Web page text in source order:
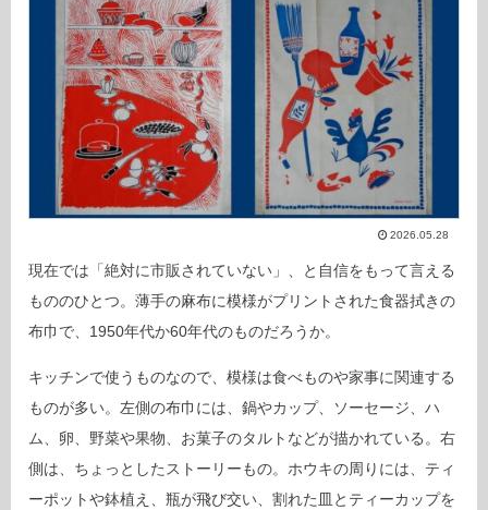
2026.05.28
現在では「絶対に市販されていない」、と自信をもって言える
もののひとつ。薄手の麻布に模様がプリントされた食器拭きの
布巾で、1950年代か60年代のものだろうか。
キッチンで使うものなので、模様は食べものや家事に関連する
ものが多い。左側の布巾には、鍋やカップ、ソーセージ、ハ
ム、卵、野菜や果物、お菓子のタルトなどが描かれている。右
側は、ちょっとしたストーリーもの。ホウキの周りには、ティ
ーポットや鉢植え、瓶が飛び交い、割れた皿とティーカップを